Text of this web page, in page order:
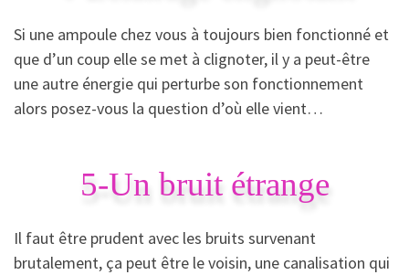
Si une ampoule chez vous à toujours bien fonctionné et
que d’un coup elle se met à clignoter, il y a peut-être
une autre énergie qui perturbe son fonctionnement
alors posez-vous la question d’où elle vient…
5-Un bruit étrange
Il faut être prudent avec les bruits survenant
brutalement, ça peut être le voisin, une canalisation qui